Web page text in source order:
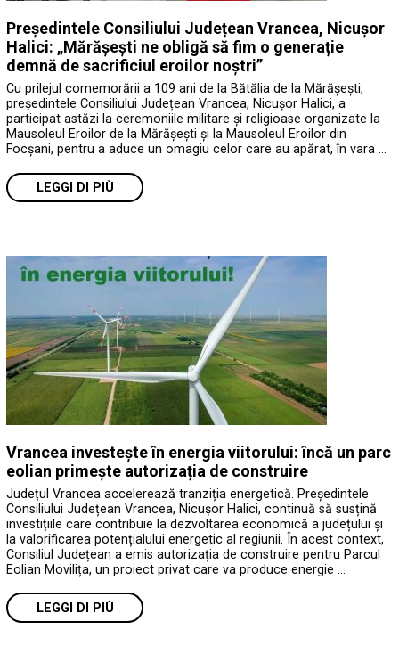
Președintele Consiliului Județean Vrancea, Nicușor
Halici: „Mărășești ne obligă să fim o generație
demnă de sacrificiul eroilor noștri”
Cu prilejul comemorării a 109 ani de la Bătălia de la Mărășești,
președintele Consiliului Județean Vrancea, Nicușor Halici, a
participat astăzi la ceremoniile militare și religioase organizate la
Mausoleul Eroilor de la Mărășești și la Mausoleul Eroilor din
Focșani, pentru a aduce un omagiu celor care au apărat, în vara …
LEGGI DI PIÙ
Vrancea investește în energia viitorului: încă un parc
eolian primește autorizația de construire
Județul Vrancea accelerează tranziția energetică. Președintele
Consiliului Județean Vrancea, Nicușor Halici, continuă să susțină
investițiile care contribuie la dezvoltarea economică a județului și
la valorificarea potențialului energetic al regiunii. În acest context,
Consiliul Județean a emis autorizația de construire pentru Parcul
Eolian Movilița, un proiect privat care va produce energie …
LEGGI DI PIÙ